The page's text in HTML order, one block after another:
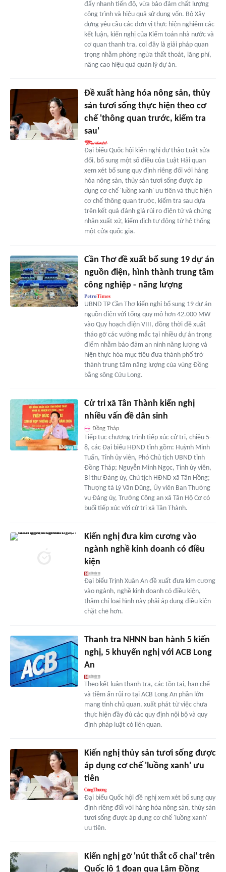
đẩy nhanh tiến độ, vừa bảo đảm chất lượng
công trình và hiệu quả sử dụng vốn. Bộ Xây
dựng yêu cầu các đơn vị thực hiện nghiêm các
kết luận, kiến nghị của Kiểm toán nhà nước và
cơ quan thanh tra, coi đây là giải pháp quan
trọng nhằm phòng ngừa thất thoát, lãng phí,
nâng cao hiệu quả quản lý dự án.
Đề xuất hàng hóa nông sản, thủy
sản tươi sống thực hiện theo cơ
chế 'thông quan trước, kiểm tra
sau'
Đại biểu Quốc hội kiến nghị dự thảo Luật sửa
đổi, bổ sung một số điều của Luật Hải quan
xem xét bổ sung quy định riêng đối với hàng
hóa nông sản, thủy sản tươi sống được áp
dụng cơ chế 'luồng xanh' ưu tiên và thực hiện
cơ chế thông quan trước, kiểm tra sau dựa
trên kết quả đánh giá rủi ro điện tử và chứng
nhận xuất xứ, kiểm dịch tự động từ hệ thống
một cửa quốc gia.
Cần Thơ đề xuất bổ sung 19 dự án
nguồn điện, hình thành trung tâm
công nghiệp - năng lượng
UBND TP Cần Thơ kiến nghị bổ sung 19 dự án
nguồn điện với tổng quy mô hơn 42.000 MW
vào Quy hoạch điện VIII, đồng thời đề xuất
tháo gỡ các vướng mắc tại nhiều dự án trọng
điểm nhằm bảo đảm an ninh năng lượng và
hiện thực hóa mục tiêu đưa thành phố trở
thành trung tâm năng lượng của vùng Đồng
bằng sông Cửu Long.
Cử tri xã Tân Thành kiến nghị
nhiều vấn đề dân sinh
Đồng Tháp
Tiếp tục chương trình tiếp xúc cử tri, chiều 5-
8, các Đại biểu HĐND tỉnh gồm: Huỳnh Minh
Tuấn, Tỉnh ủy viên, Phó Chủ tịch UBND tỉnh
Đồng Tháp; Nguyễn Minh Ngọc, Tỉnh ủy viên,
Bí thư Đảng ủy, Chủ tịch HĐND xã Tân Hồng;
Thượng tá Lý Văn Dũng, Ủy viên Ban Thường
vụ Đảng ủy, Trưởng Công an xã Tân Hộ Cơ có
buổi tiếp xúc với cử tri xã Tân Thành.
Kiến nghị đưa kim cương vào
ngành nghề kinh doanh có điều
kiện
Đại biểu Trịnh Xuân An đề xuất đưa kim cương
vào ngành, nghề kinh doanh có điều kiện,
thậm chí loại hình này phải áp dụng điều kiện
chặt chẽ hơn.
Thanh tra NHNN ban hành 5 kiến
nghị, 5 khuyến nghị với ACB Long
An
Theo kết luận thanh tra, các tồn tại, hạn chế
và tiềm ẩn rủi ro tại ACB Long An phần lớn
mang tính chủ quan, xuất phát từ việc chưa
thực hiện đầy đủ các quy định nội bộ và quy
định pháp luật có liên quan.
Kiến nghị thủy sản tươi sống được
áp dụng cơ chế 'luồng xanh' ưu
tiên
Đại biểu Quốc hội đề nghị xem xét bổ sung quy
định riêng đối với hàng hóa nông sản, thủy sản
tươi sống được áp dụng cơ chế 'luồng xanh'
ưu tiên.
Kiến nghị gỡ 'nút thắt cổ chai' trên
Quốc lộ 1 đoạn qua Lâm Đồng